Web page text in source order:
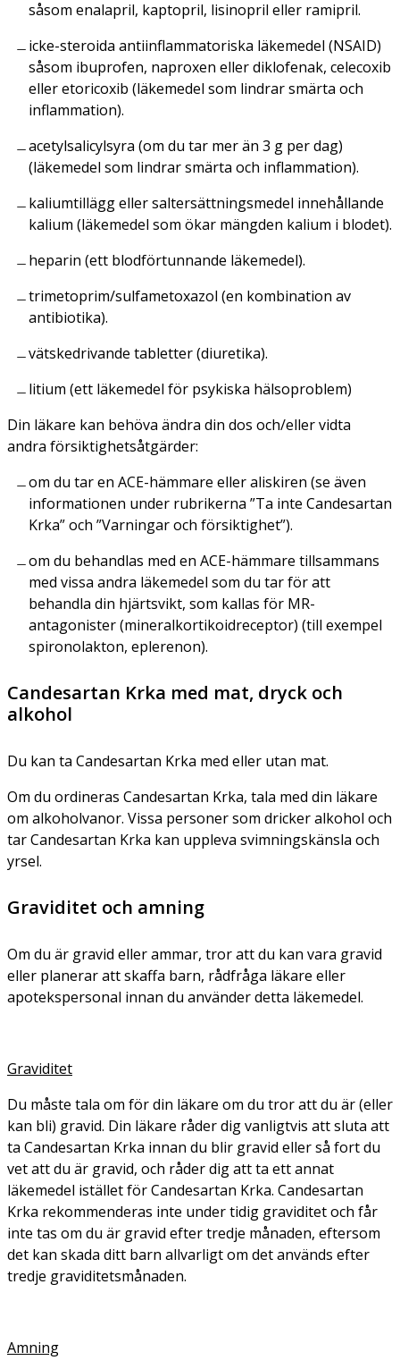
såsom enalapril, kaptopril, lisinopril eller ramipril.
icke-steroida antiinflammatoriska läkemedel (NSAID)
såsom ibuprofen, naproxen eller diklofenak, celecoxib
eller etoricoxib (läkemedel som lindrar smärta och
inflammation).
acetylsalicylsyra (om du tar mer än 3 g per dag)
(läkemedel som lindrar smärta och inflammation).
kaliumtillägg eller saltersättningsmedel innehållande
kalium (läkemedel som ökar mängden kalium i blodet).
heparin (ett blodförtunnande läkemedel).
trimetoprim/sulfametoxazol (en kombination av
antibiotika).
vätskedrivande tabletter (diuretika).
litium (ett läkemedel för psykiska hälsoproblem)
Din läkare kan behöva ändra din dos och/eller vidta
andra försiktighetsåtgärder:
om du tar en ACE-hämmare eller aliskiren (se även
informationen under rubrikerna ”Ta inte Candesartan
Krka” och ”Varningar och försiktighet”).
om du behandlas med en ACE-hämmare tillsammans
med vissa andra läkemedel som du tar för att
behandla din hjärtsvikt, som kallas för MR-
antagonister (mineralkortikoidreceptor) (till exempel
spironolakton, eplerenon).
Candesartan Krka med mat, dryck och
alkohol
Du kan ta Candesartan Krka med eller utan mat.
Om du ordineras Candesartan Krka, tala med din läkare
om alkoholvanor. Vissa personer som dricker alkohol och
tar Candesartan Krka kan uppleva svimningskänsla och
yrsel.
Graviditet och amning
Om du är gravid eller ammar, tror att du kan vara gravid
eller planerar att skaffa barn, rådfråga läkare eller
apotekspersonal innan du använder detta läkemedel.
Graviditet
Du måste tala om för din läkare om du tror att du är (eller
kan bli) gravid. Din läkare råder dig vanligtvis att sluta att
ta Candesartan Krka innan du blir gravid eller så fort du
vet att du är gravid, och råder dig att ta ett annat
läkemedel istället för Candesartan Krka. Candesartan
Krka rekommenderas inte under tidig graviditet och får
inte tas om du är gravid efter tredje månaden, eftersom
det kan skada ditt barn allvarligt om det används efter
tredje graviditetsmånaden.
Amning